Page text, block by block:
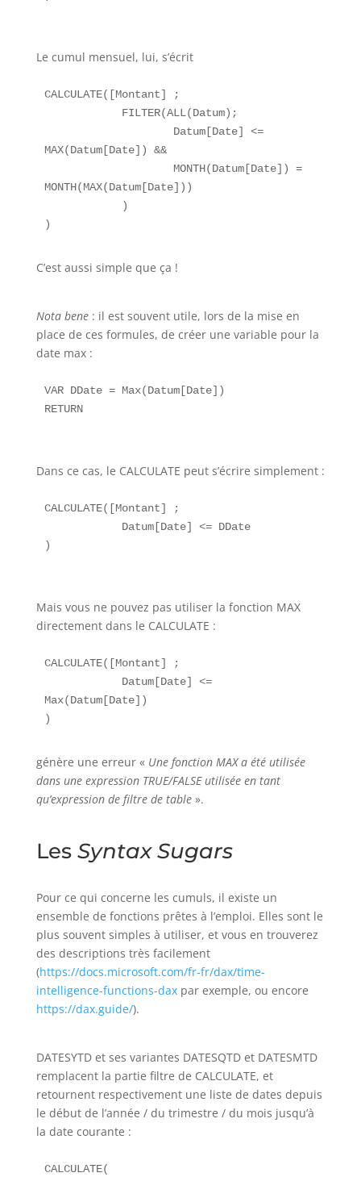
Le cumul mensuel, lui, s’écrit
CALCULATE([Montant] ;
MAX(Datum[Date]) &&
MONTH(MAX(Datum[Date]))
C’est aussi simple que ça !
Nota bene: il est souvent utile, lors de la mise en
place de ces formules, de créer une variable pour la
date max :
VAR DDate = Max(Datum[Date])
RETURN
Dans ce cas, le CALCULATE peut s’écrire simplement :
CALCULATE([Montant] ;
Mais vous ne pouvez pas utiliser la fonction MAX
directement dans le CALCULATE :
CALCULATE([Montant] ;
Max(Datum[Date])
génère une erreur « Une fonction MAX a été utilisée
dans une expression TRUE/FALSE utilisée en tant
qu’expression de filtre de table».
Les Syntax Sugars
Pour ce qui concerne les cumuls, il existe un
ensemble de fonctions prêtes à l’emploi. Elles sont le
plus souvent simples à utiliser, et vous en trouverez
des descriptions très facilement
(https://docs.microsoft.com/fr-fr/dax/time-
intelligence-functions-daxpar exemple, ou encore
https://dax.guide/).
DATESYTD et ses variantes DATESQTD et DATESMTD
remplacent la partie filtre de CALCULATE, et
retournent respectivement une liste de dates depuis
le début de l’année / du trimestre / du mois jusqu’à
la date courante :
CALCULATE(